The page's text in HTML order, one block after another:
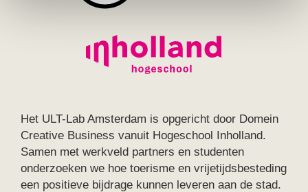
Het ULT-Lab Amsterdam is opgericht door Domein
Creative Business vanuit Hogeschool Inholland.
Samen met werkveld partners en studenten
onderzoeken we hoe toerisme en vrijetijdsbesteding
een positieve bijdrage kunnen leveren aan de stad.